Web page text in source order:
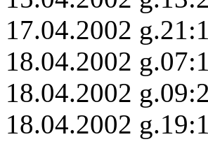
17.04.2002
18.04.2002
18.04.2002
18.04.2002